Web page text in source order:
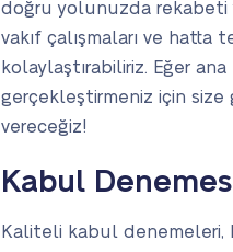
doğru yolunuzda rekabeti
vakıf çalışmaları ve
kolaylaştırabiliriz. Eğer
gerçekleştirmeniz için size
vereceğiz!
Kabul
Kaliteli kabul denemeleri,